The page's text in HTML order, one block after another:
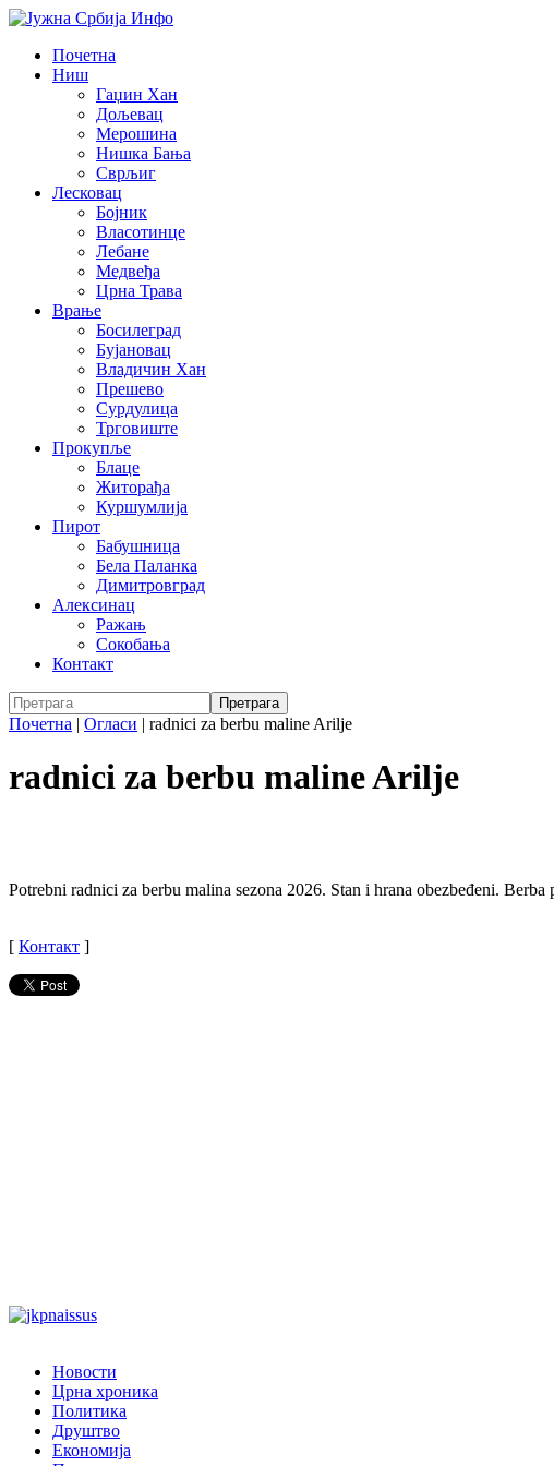
Почетна
Ниш
Гаџин Хан
Дољевац
Мерошина
Нишка Бања
Сврљиг
Лесковац
Бојник
Власотинце
Лебане
Медвеђа
Црна Трава
Врање
Босилеград
Бујановац
Владичин Хан
Прешево
Сурдулица
Трговиште
Прокупље
Блаце
Житорађа
Куршумлија
Пирот
Бабушница
Бела Паланка
Димитровград
Алексинац
Ражањ
Сокобања
Контакт
Почетна | Огласи | radnici za berbu maline Arilje
radnici za berbu maline Arilje
Potrebni radnici za berbu malina sezona 2026. Stan i hrana obezbeđeni.
[ Контакт ]
Новости
Црна хроника
Политика
Друштво
Економија